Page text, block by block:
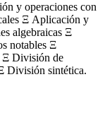
y operaciones con
Ξ Aplicación y
algebraicas Ξ
notables Ξ
Ξ División de
División sintética.